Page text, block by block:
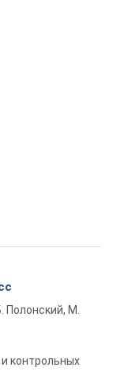
Полонский, М.
контрольных